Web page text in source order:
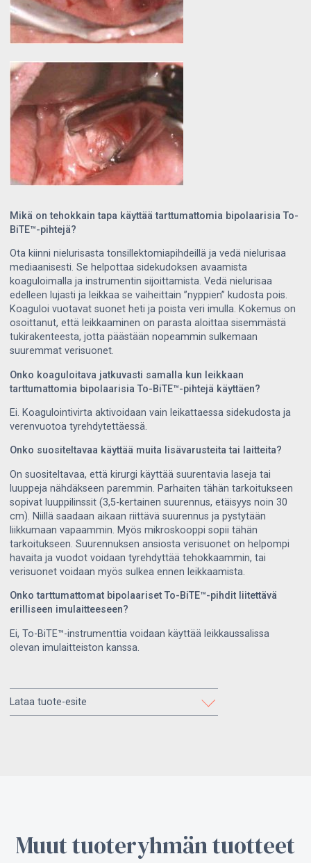
Mikä on tehokkain tapa käyttää tarttumattomia bipolaarisia To-
BiTE™-pihtejä?
Ota kiinni nielurisasta tonsillektomiapihdeillä ja vedä nielurisaa
mediaanisesti. Se helpottaa sidekudoksen avaamista
koaguloimalla ja instrumentin sijoittamista. Vedä nielurisaa
edelleen lujasti ja leikkaa se vaiheittain ”nyppien” kudosta pois.
Koaguloi vuotavat suonet heti ja poista veri imulla. Kokemus on
osoittanut, että leikkaaminen on parasta aloittaa sisemmästä
tukirakenteesta, jotta päästään nopeammin sulkemaan
suuremmat verisuonet.
Onko koaguloitava jatkuvasti samalla kun leikkaan
tarttumattomia bipolaarisia To-BiTE™-pihtejä käyttäen?
Ei. Koagulointivirta aktivoidaan vain leikattaessa sidekudosta ja
verenvuotoa tyrehdytettäessä.
Onko suositeltavaa käyttää muita lisävarusteita tai laitteita?
On suositeltavaa, että kirurgi käyttää suurentavia laseja tai
luuppeja nähdäkseen paremmin. Parhaiten tähän tarkoitukseen
sopivat luuppilinssit (3,5-kertainen suurennus, etäisyys noin 30
cm). Niillä saadaan aikaan riittävä suurennus ja pystytään
liikkumaan vapaammin. Myös mikroskooppi sopii tähän
tarkoitukseen. Suurennuksen ansiosta verisuonet on helpompi
havaita ja vuodot voidaan tyrehdyttää tehokkaammin, tai
verisuonet voidaan myös sulkea ennen leikkaamista.
Onko tarttumattomat bipolaariset To-BiTE™-pihdit liitettävä
erilliseen imulaitteeseen?
Ei, To-BiTE™-instrumenttia voidaan käyttää leikkaussalissa
olevan imulaitteiston kanssa.
Lataa tuote-esite
Muut tuoteryhmän tuotteet